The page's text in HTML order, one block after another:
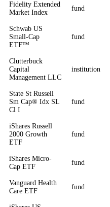
Fidelity Extended
Market Index
fund
Schwab US
Small-Cap
ETF™
fund
Clutterbuck
Capital
Management LLC
institution
State St Russell
Sm Cap® Idx SL
Cl I
fund
iShares Russell
2000 Growth
ETF
fund
iShares Micro-
Cap ETF
fund
Vanguard Health
Care ETF
fund